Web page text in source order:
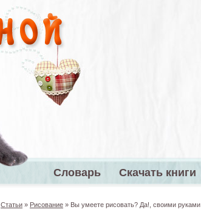
Главное меню
Словарь Скачать книги
Статьи » Рисование » Вы умеете рисовать? Да!, своими руками